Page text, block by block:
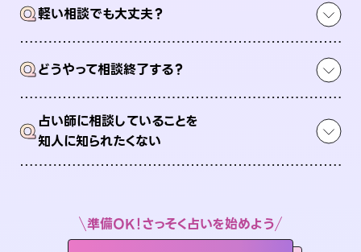
Q軽い相談でも大丈夫？
Qどうやって相談終了する？
Q占い師に相談していることを
知人に知られたくない
準備OK！さっそく占いを始めよう